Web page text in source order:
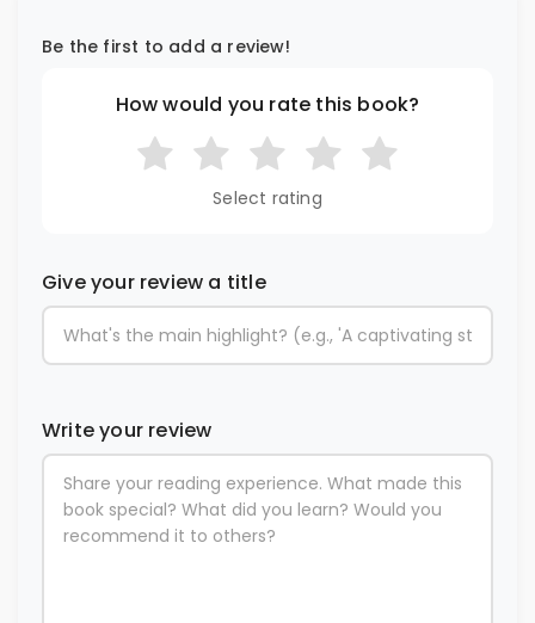
Be the first to add a review!
How would you rate this book?
Select rating
Give your review a title
Write your review